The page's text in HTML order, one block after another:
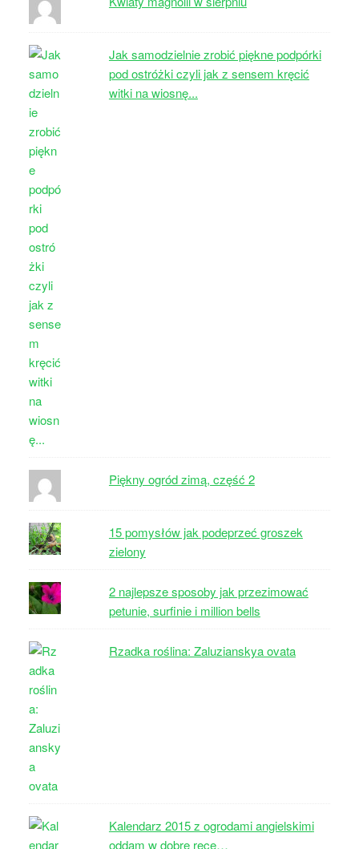
Jak samodzielnie zrobić piękne podpórki
pod ostróżki czyli jak z sensem kręcić
witki na wiosnę...
Piękny ogród zimą, część 2
15 pomysłów jak podeprzeć groszek
zielony
2 najlepsze sposoby jak przezimować
petunie, surfinie i million bells
Rzadka roślina: Zaluzianskya ovata
Kalendarz 2015 z ogrodami angielskimi
oddam w dobre ręce…